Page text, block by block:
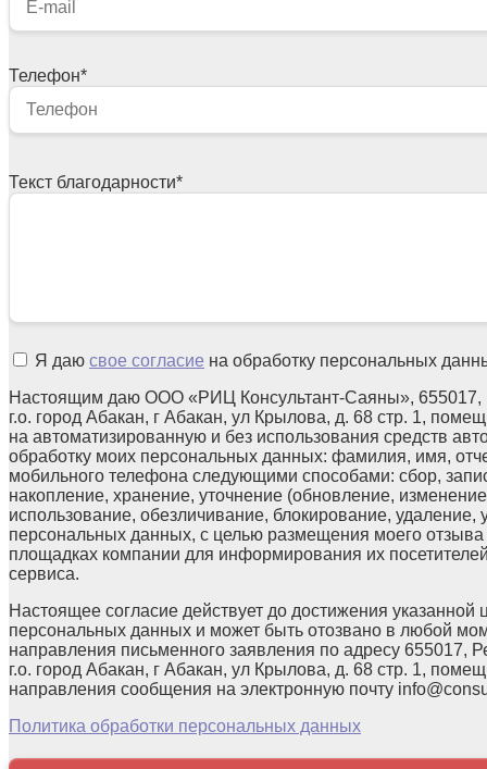
Телефон*
Текст благодарности*
Я даю свое согласие на обработку персональных
Настоящим даю ООО «РИЦ Консультант-Саяны», 655017,
г.о. город Абакан, г Абакан, ул Крылова, д. 68 стр. 1,
на автоматизированную и без использования средств
обработку моих персональных данных: фамилия, имя,
мобильного телефона следующими способами: сбор,
накопление, хранение, уточнение (обновление,
использование, обезличивание, блокирование, удаление,
персональных данных, с целью размещения моего
площадках компании для информирования их
сервиса.
Настоящее согласие действует до достижения указанной
персональных данных и может быть отозвано в любой
направления письменного заявления по адресу 655017,
г.о. город Абакан, г Абакан, ул Крылова, д. 68 стр. 1,
направления сообщения на электронную почту
Политика обработки персональных данных